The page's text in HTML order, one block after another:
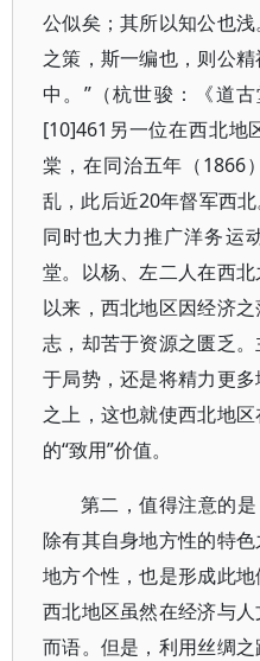
公似矣；其所以知公也
之策，斯一编也，则公
中。”（杭世骏：《道古
[10]461另一位在西北地
棠，在同治五年（1866
乱，此后近20年督军西
同时也大力推广洋务运
堂。以杨、左二人在西
以来，西北地区因经济
志，却苦于资源之匮乏
于局势，还是将精力更
之上，这也就使西北地
的“致用”价值。
第二，值得注意的是
除有其自身地方性的特
地方个性，也是形成此地
西北地区虽然在经济与
而语。但是，利用丝绸